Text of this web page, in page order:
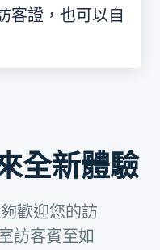
客證，也可以自
全新體驗
歡迎您的訪
訪客賓至如